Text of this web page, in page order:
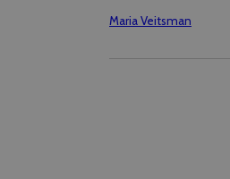
Maria Veitsman